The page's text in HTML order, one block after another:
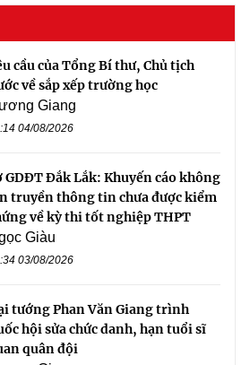
cầu của Tổng Bí thư, Chủ tịch
về sắp xếp trường học
Giang
04/08/2026
GDĐT Đắk Lắk: Khuyến cáo không
truyền thông tin chưa được kiểm
về kỳ thi tốt nghiệp THPT
Giàu
03/08/2026
tướng Phan Văn Giang trình
hội sửa chức danh, hạn tuổi sĩ
quân đội